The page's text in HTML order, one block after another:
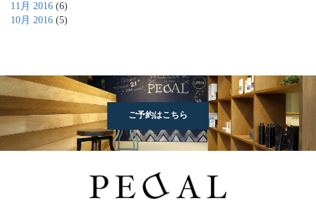
11月 2016 (6)
10月 2016 (5)
ご予約はこちら